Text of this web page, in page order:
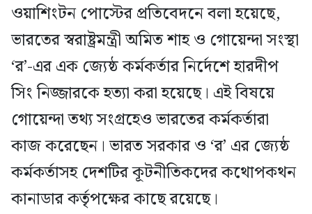
ওয়াশিংটন পোস্টের প্রতিবেদনে বলা হয়েছে,
ভারতের স্বরাষ্ট্রমন্ত্রী অমিত শাহ ও গোয়েন্দা সংস্থা
‘র’-এর এক জ্যেষ্ঠ কর্মকর্তার নির্দেশে হারদীপ
সিং নিজ্জারকে হত্যা করা হয়েছে। এই বিষয়ে
গোয়েন্দা তথ্য সংগ্রহেও ভারতের কর্মকর্তারা
কাজ করেছেন। ভারত সরকার ও ‘র’ এর জ্যেষ্ঠ
কর্মকর্তাসহ দেশটির কূটনীতিকদের কথোপকথন
কানাডার কর্তৃপক্ষের কাছে রয়েছে।